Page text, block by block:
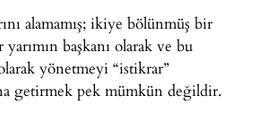
alamamış; ikiye bölünmüş bir
başkanı olarak ve bu
yönetmeyi “istikrar”
getirmek pek mümkün değildir.